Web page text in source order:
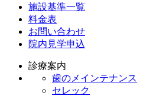
施設基準一覧
料金表
お問い合わせ
院内見学申込
診療案内
歯のメインテナンス
セレック